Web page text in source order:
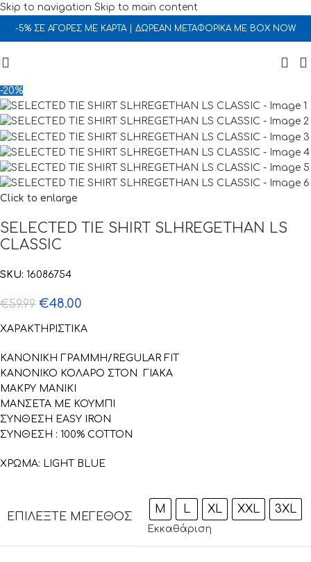
Skip to navigation Skip to main content
-5% ΣΕ ΑΓΟΡΕΣ ΜΕ ΚΑΡΤΑ | ΔΩΡΕΑΝ ΜΕΤΑΦΟΡΙΚΑ ΜΕ BOX NOW
-20%
Click to enlarge
SELECTED TIE SHIRT SLHREGETHAN LS
CLASSIC
SKU: 16086754
€59.99 €48.00
ΧΑΡΑΚΤΗΡΙΣΤΙΚΑ
ΚΑΝΟΝΙΚΗ ΓΡΑΜΜΗ/REGULAR FIT
KANONIKO ΚΟΛΑΡΟ ΣΤΟΝ ΓΙΑΚΑ
ΜΑΚΡΥ ΜΑΝΙΚΙ
ΜΑΝΣΕΤΑ ΜΕ ΚΟΥΜΠΙ
ΣΥΝΘΕΣΗ EASY IRON
ΣΥΝΘΕΣΗ : 100% COTTON
ΧΡΩΜΑ: LIGHT BLUE
ΕΠΙΛΈΞΤΕ ΜΈΓΕΘΟΣ
M L XL XXL 3XL
Εκκαθάριση